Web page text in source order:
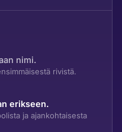
nimi.
rivistä.
erikseen.
ja ajankohtaisesta